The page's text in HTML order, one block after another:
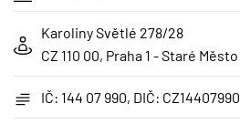
Karoliny Světlé 278/28
CZ 110 00, Praha 1 - Staré Město
IČ: 144 07 990, DIČ: CZ14407990